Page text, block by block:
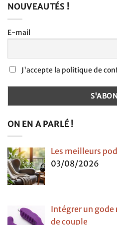
NOUVEAUTÉS !
E-mail
J'accepte la politique de
ON EN A PARLÉ !
Les meilleurs
03/08/2026
Intégrer un gode
de couple